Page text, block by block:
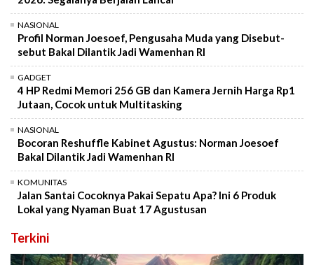
NASIONAL
Profil Norman Joesoef, Pengusaha Muda yang Disebut-
sebut Bakal Dilantik Jadi Wamenhan RI
GADGET
4 HP Redmi Memori 256 GB dan Kamera Jernih Harga Rp1
Jutaan, Cocok untuk Multitasking
NASIONAL
Bocoran Reshuffle Kabinet Agustus: Norman Joesoef
Bakal Dilantik Jadi Wamenhan RI
KOMUNITAS
Jalan Santai Cocoknya Pakai Sepatu Apa? Ini 6 Produk
Lokal yang Nyaman Buat 17 Agustusan
Terkini